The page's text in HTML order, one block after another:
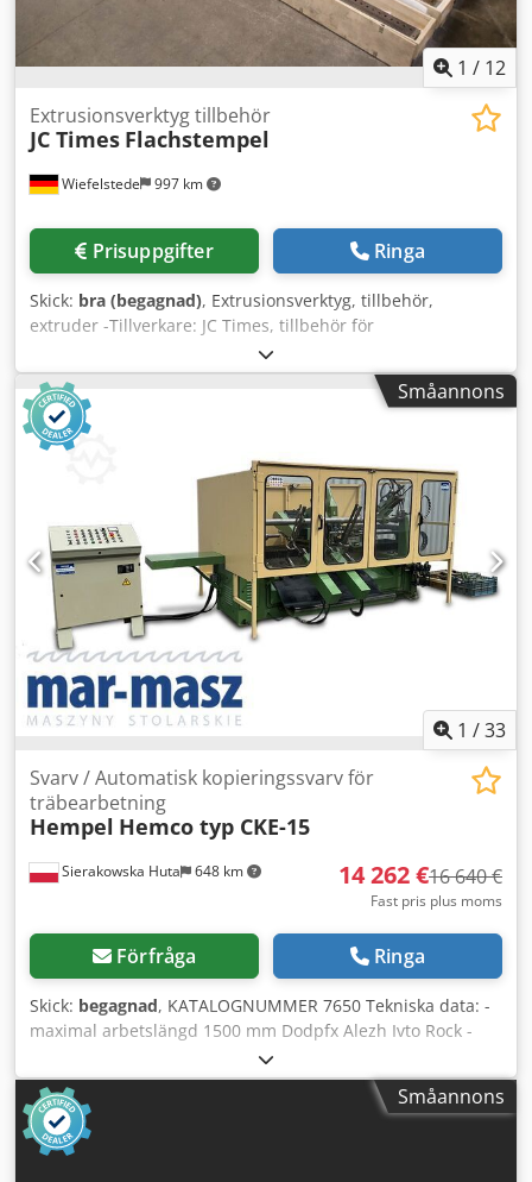
1 / 12
Wiefelstede 997 km
Extrusionsverktyg tillbehör
JC Times Flachstempel
Prisuppgifter Ringa
Skick: bra (begagnad), Extrusionsverktyg, tillbehör,
extruder -Tillverkare: JC Times, tillbehör för
extrusionsverktyg -Typ: tyvärr utan typbeteckning -
Håtplattor: 3 st, 1940/210/H60 mm -Enskilda komponenter:
se bilder -Pris/försäljning: komplett -Transportmått:
3150/1095/H1790 mm / 2050/300/H900 mm -Vikt: 2510 kg /
560 kg Dsdpfozpwcxex Al Reck
Småannons
1 /33
Sierakowska Huta 648 km
Svarv / Automatisk kopieringssvarv för
träbearbetning
Hempel Hemco typ CKE-15
14 262 €16 640 €
Fast pris plus moms
Förfråga Ringa
Skick: begagnad, KATALOGNUMMER 7650 Tekniska data: -
maximal arbetslängd 1500 mm Dodpfx Alezh Ivto Rock -
maximal arbetsdiameter 250 mm - fräsning (skivfräs) 7,5
kW - spindel – 2800 varv/min, 3 kW - spindelhastighet
700/1200/1500/2000 varv/min - slipaggregat 0,75 kW -
hydraulmotor 3 kW - total effekt 17,75 kW - luftförbrukning
6–8 bar - matare för kantstycken upp till 150x150 mm -
Småannons